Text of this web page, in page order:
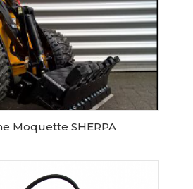
Moquette SHERPA